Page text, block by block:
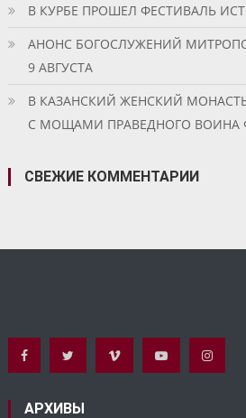
В КУРБЕ ПРОШЕЛ ФЕСТИВАЛЬ
АНОНС БОГОСЛУЖЕНИЙ
9 АВГУСТА
В КАЗАНСКИЙ ЖЕНСКИЙ
С МОЩАМИ ПРАВЕДНОГО ВОИНА
СВЕЖИЕ КОММЕНТАРИИ
АРХИВЫ